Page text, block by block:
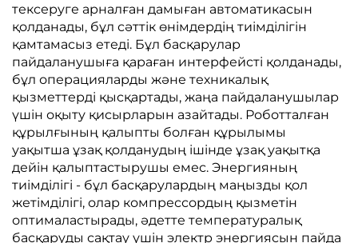
тексеруге арналған дамыған автоматикасын
қолданады, бұл сәттік өнімдердің тиімділігін
қамтамасыз етеді. Бұл басқарулар
пайдаланушыға қараған интерфейсті қолданады,
бұл операцияларды және техникалық
қызметтерді қысқартады, жаңа пайдаланушылар
үшін оқыту қисырларын азайтады. Роботталған
құрылғының қалыпты болған құрылымы
уақытша ұзақ қолданудың ішінде ұзақ уақытқа
дейін қалыптастырушы емес. Энергияның
тиімділігі - бұл басқарулардың маңызды қол
жетімділігі, олар компрессордың қызметін
оптималастырады, әдетте температуралық
басқаруды сақтау үшін электр энергиясын пайда